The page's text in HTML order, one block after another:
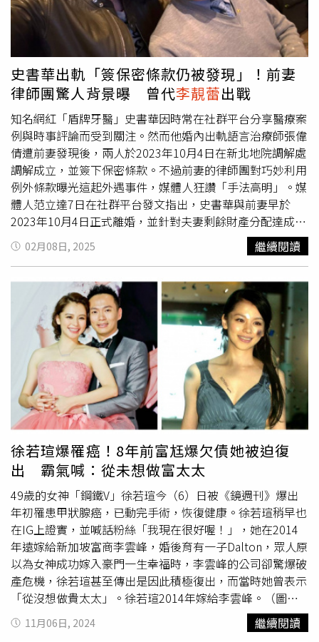
群網站隔空交戰，後來因為進入法律程序才噤聲。隨著後續
王力宏幾場官司勝訴，他也漸漸回到歌壇，並在大陸舉辦多
場演唱會。謝忻在2019年時被拍到與已婚的阿翔在路上激
吻，雙方的形象都跌落谷底，兩人無限期停工，而謝忻也離
開《綜藝大集合》的主持群。醜聞爆出後謝忻有一段時間陷
入低潮，但也慢慢走了出來，並全力拚復出。今年謝忻與新
的經紀公司簽約，發文表示「期待與眾多網紅界前輩成為一
家人」，也說：「期待為各位帶來更多的歡樂與正能量，未
來，請多多指教！」看來早已經走出過往陰霾。
史書華出軌「簽保密條款仍被發現」！前妻
律師團驚人背景曝 曾代李靚蕾出戰
知名網紅「盾牌牙醫」史書華因時常在社群平台分享醫療案
例與時事評論而受到關注。然而他婚內出軌語言治療師張偉
倩遭前妻發現後，兩人於2023年10月4日在新北地院調解處
調解成立，並簽下保密條款。不過前妻的律師團對巧妙利用
例外條款曝光這起外遇事件，媒體人狂讚「手法高明」。媒
體人范立達7日在社群平台發文指出，史書華與前妻早於
2023年10月4日正式離婚，並針對夫妻剩餘財產分配達成調
解。然而因雙方簽有保密條款，離婚內情未曾對外公開。如
今事件曝光，關鍵在於保密條款中的一項例外條款。根據該
條款，若史書華前妻因「侵害配偶權」向小三提告，並經法
院判決、司法機關公告或第三方揭露，則不受保密協議約
束，因此史書華前妻透過訴訟對象轉移，成功讓史書華的婚
內出軌行為公開於世，巧妙規避了保密條款的限制。范立達
感嘆，史書華前妻的律師團隊手法高明，不僅成功讓事件曝
光，還在法律戰中獲得勝利。據悉，史書華前妻透過離婚調
解獲得3600萬元，隨後又因勝訴小三官司，再獲得20萬元
賠償，「讓史書華婚外情曝光、人設崩壞，可說是全面潰
敗」。根據《ETtoday新聞雲》的報導，負責此案的律師團
隊，包括田欣永及陳建州，皆為民事與家事訴訟的頂尖專
家。其中田欣永專精離婚、親權、夫妻財產及遺產案件，曾
處理藝人許嘉容與前夫的離婚調解；陳建州則是鼎禎國際律
師事務所主持律師，擅長契約糾紛與強制執行案件。這支律
師團隊最廣為人知的案例，莫過於藝人王力宏與前妻 李靚蕾
的離婚後續訴訟。他們不僅在台北地院為李靚蕾聲請相關案
件，還多次發聲駁斥網路謠言，捍衛當事人權益，目前王力
宏與李靚蕾的訴訟仍在法院審理中，外界持續關注後續發
展。至於史書華則因這起婚內出軌案形象重挫，恐難挽回過
往「醫界網紅」的光環。
02月08日, 2025 繼續閱讀
徐若瑄爆罹癌！8年前富尪爆欠債她被迫復
出 霸氣喊：從未想做富太太
49歲的女神「鋼鐵V」徐若瑄今（6）日被《鏡週刊》爆出
年初罹患甲狀腺癌，已動完手術，恢復健康。徐若瑄稍早也
在IG上證實，並喊話粉絲「我現在很好喔！」，她在2014
年遠嫁給新加坡富商李雲峰，婚後育有一子Dalton，眾人原
以為女神成功嫁入豪門一生幸福時，李雲峰的公司卻驚爆破
產危機，徐若瑄甚至傳出是因此積極復出，而當時她曾表示
「從沒想做貴太太」。徐若瑄2014年嫁給李雲峰。（圖／
報系資料照）徐若瑄10年前與身家上億的李雲峰結婚，對方
當時有過一段婚姻和兩名女兒，兩人婚後，徐若瑄隔年產下
11月06日, 2024 繼續閱讀